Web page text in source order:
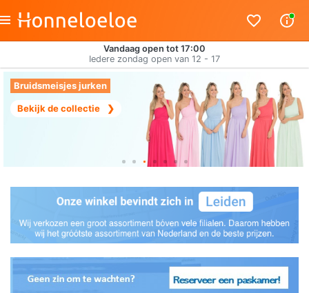
Vandaag open tot 17:00
Iedere zondag open van 12 - 17
Bruidsmeisjes jurken
Bekijk de collectie ❯